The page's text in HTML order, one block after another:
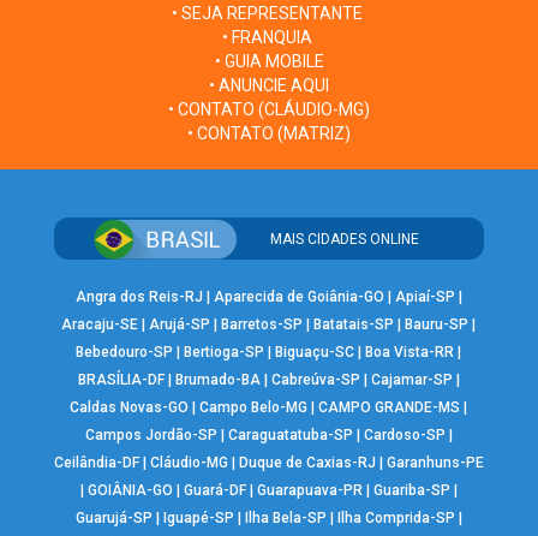
• SEJA REPRESENTANTE
• FRANQUIA
• GUIA MOBILE
• ANUNCIE AQUI
• CONTATO (CLÁUDIO-MG)
• CONTATO (MATRIZ)
MAIS CIDADES ONLINE
Angra dos Reis-RJ Aparecida de Goiânia-GO Apiaí-SP
Aracaju-SE |Arujá-SP Barretos-SP Batatais-SP Bauru-SP
Bebedouro-SP
Bertioga-SP Biguaçu-SC Boa Vista-RR
BRASÍLIA-DF| Brumado-BA| Cabreúva-SP Cajamar-SP
Caldas Novas-GO
|Campo Belo-MG |CAMPO GRANDE-MS
Campos Jordão-SP
Caraguatatuba-SP Cardoso-SP
Ceilândia-DF| Cláudio-MG Duque de Caxias-RJ
Garanhuns-PE
GOIÂNIA-GO Guará-DF| Guarapuava-PR| Guariba-SP
Guarujá-SP
Iguapé-SP Ilha Bela-SP Ilha Comprida-SP